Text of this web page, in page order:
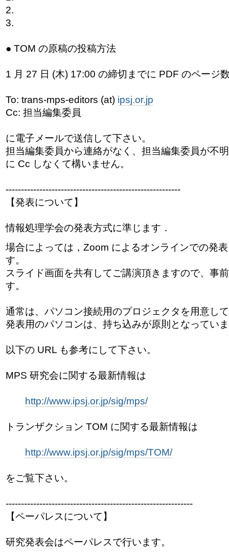
2.
3.
● TOM の原稿の投稿方法
1 月 27 日 (木) 17:00 の締切までに PDF のページ
To: trans-mps-editors (at) ipsj.or.jp
Cc: 担当編集委員
に電子メールで送信して下さい。
担当編集委員から連絡がなく、担当編集委員が不
に Cc しなくて構いません。
---------------------------------------------------------
【発表について】
情報処理学会の発表方式に準じます．
場合によっては，Zoom によるオンラインでの発
す。
スライド画面を共有してご講演頂きますので、事
す。
通常は、パソコン接続用のプロジェクタを用意し
発表用のパソコンは、持ち込みが原則となってい
以下の URL も参考にして下さい。
MPS 研究会に関する最新情報は
http://www.ipsj.or.jp/sig/mps/
トランザクション TOM に関する最新情報は
http://www.ipsj.or.jp/sig/mps/TOM/
をご覧下さい。
-------------------------------------------------------------
【ペーパレスについて】
研究発表会はペーパレスで行います。